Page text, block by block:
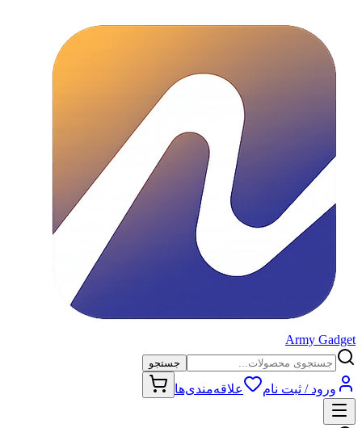
Army Gadget
جستجو
ورود / ثبت نام علاقه‌مندی‌ها